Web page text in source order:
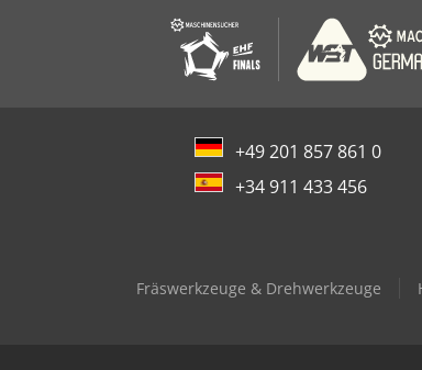
+49 201 857 861 0
+34 911 433 456
Fräswerkzeuge & Drehwerkzeuge